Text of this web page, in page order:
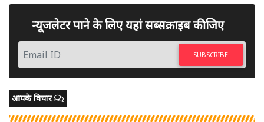
न्यूजलेटर पाने के लिए यहां सब्सक्राइब कीजिए
SUBSCRIBE
आपके विचार